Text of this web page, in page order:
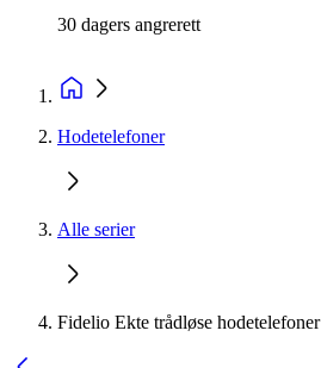
30 dagers angrerett
Hodetelefoner
Alle serier
Fidelio Ekte trådløse hodetelefoner